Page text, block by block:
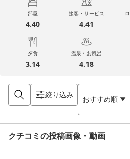
部屋
4.40
接客・サービス
4.41
夕食
3.14
温泉・お風呂
4.18
絞り込み おすすめ順
クチコミの投稿画像・動画